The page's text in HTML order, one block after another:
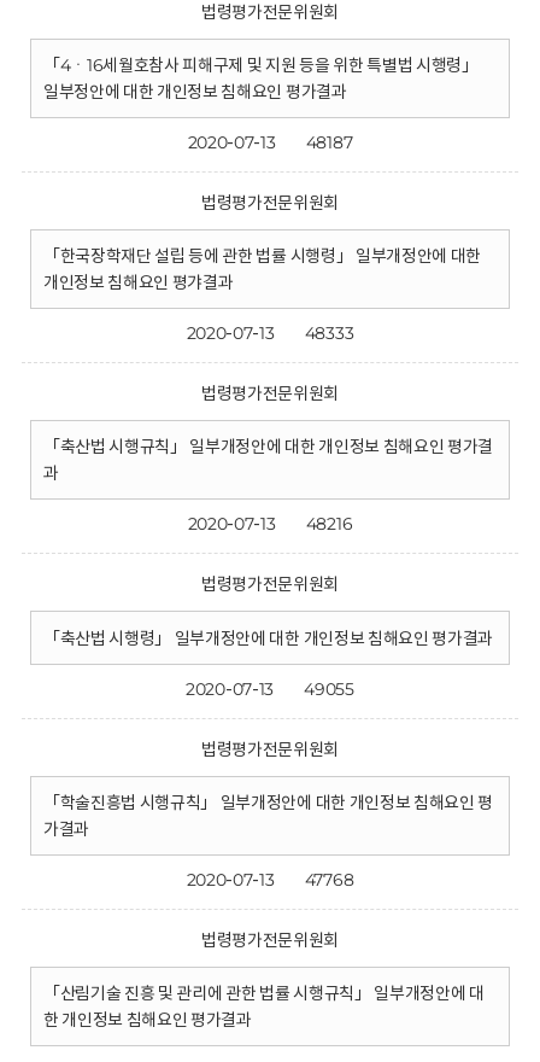
법령평가전문위원회
「4ㆍ16세월호참사 피해구제 및 지원 등을 위한 특별법 시행령」
일부정안에 대한 개인정보 침해요인 평가결과
2020-07-13 48187
법령평가전문위원회
「한국장학재단 설립 등에 관한 법률 시행령」 일부개정안에 대한
개인정보 침해요인 평갸결과
2020-07-13 48333
법령평가전문위원회
「축산법 시행규칙」 일부개정안에 대한 개인정보 침해요인 평가결
과
2020-07-13 48216
법령평가전문위원회
「축산법 시행령」 일부개정안에 대한 개인정보 침해요인 평가결과
2020-07-13 49055
법령평가전문위원회
「학술진흥법 시행규칙」 일부개정안에 대한 개인정보 침해요인 평
가결과
2020-07-13 47768
법령평가전문위원회
「산림기술 진흥 및 관리에 관한 법률 시행규칙」 일부개정안에 대
한 개인정보 침해요인 평가결과